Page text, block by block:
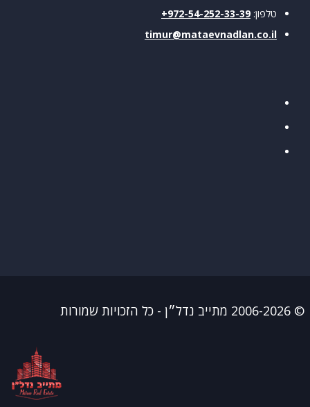
טלפון:972-54-252-33-39+
timur@mataevnadlan.co.il